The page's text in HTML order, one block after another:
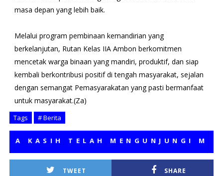
masa depan yang lebih baik.
Melalui program pembinaan kemandirian yang
berkelanjutan, Rutan Kelas IIA Ambon berkomitmen
mencetak warga binaan yang mandiri, produktif, dan siap
kembali berkontribusi positif di tengah masyarakat, sejalan
dengan semangat Pemasyarakatan yang pasti bermanfaat
untuk masyarakat.(Za)
Tags # Berita
TELAH MENGUNJUNGI MEDIA
TWEET SHARE